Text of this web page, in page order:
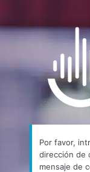
Contraseña
perdida
Por favor,
dirección de
mensaje de